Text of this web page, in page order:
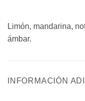
Limón, mandarina,
ámbar.
INFORMACIÓN